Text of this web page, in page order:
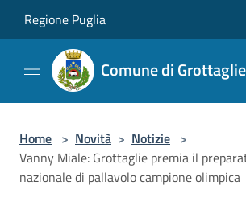
Regione Puglia
Comune di Grottaglie
Home > Novità > Notizie >
Vanny Miale: Grottaglie premia il
nazionale di pallavolo campione olimpica